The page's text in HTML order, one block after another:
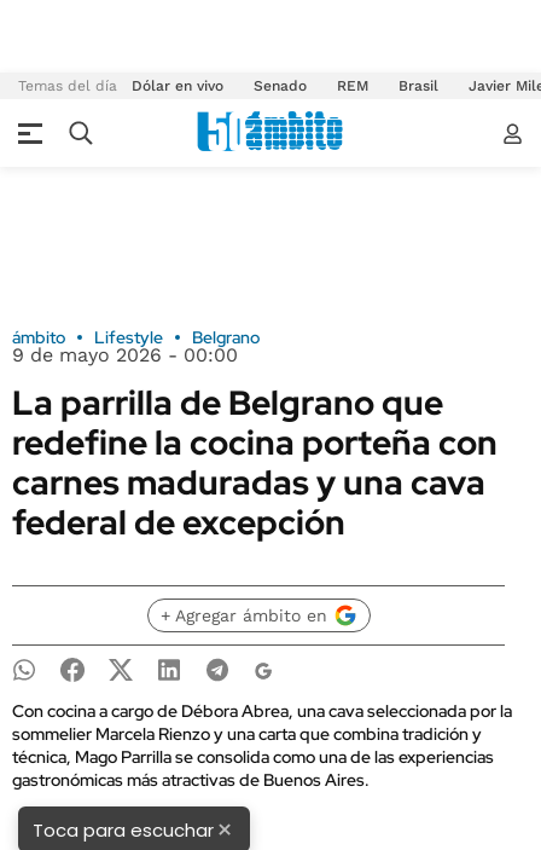
Temas del día Dólar en vivo Senado REM Brasil Javier
ámbito Lifestyle Belgrano
9 de mayo 2026 - 00:00
La parrilla de Belgrano que
redefine la cocina porteña con
carnes maduradas y una cava
federal de excepción
+ Agregar ámbito en
Con cocina a cargo de Débora Abrea, una cava seleccionada por la
sommelier Marcela Rienzo y una carta que combina tradición y
técnica, Mago Parrilla se consolida como una de las experiencias
gastronómicas más atractivas de Buenos Aires.
Toca para escuchar×